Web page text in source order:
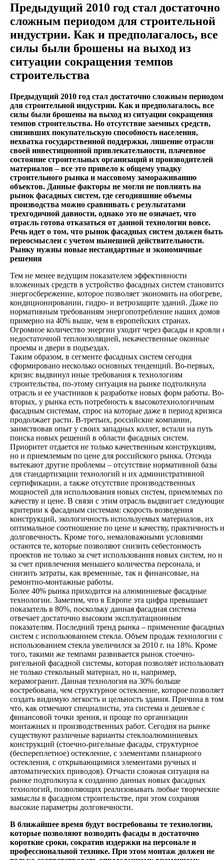
Предыдущий 2010 год стал достаточно
сложным периодом для строительной
индустрии. Как и предполагалось, все
силы были брошены на выход из
ситуации сокращения темпов
строительства
Предыдущий 2010 год стал достаточно сложным периодом
для строительной индустрии. Как и предполагалось, все
силы были брошены на выход из ситуации сокращения
темпов строительства. Но отсутствие заемных средств,
снизивших покупательскую способность населения,
нехватка государственной поддержки, лишение отрасли
своей инвестиционной привлекательности, плачевное
состояние строительных организаций и производителей
материалов – все это привело к общему упадку
строительного рынка и массовому замораживанию
объектов. Данные факторы не могли не повлиять на
рынок фасадных систем, где сегодняшние объемы
производства можно сравнивать с результатами
трехгодичной давности, однако это не означает, что
отрасль готова отказаться от данной технологии вовсе.
Речь идет о том, что рынок фасадных систем должен быть
переосмыслен с учетом нынешней действительности.
Рынку нужны новые нестандартные и экономичные
решения
Тем не менее ведущим показателем эффективности
вложенных средств в устройство фасадных систем
энергосбережение, которое позволяет экономить на обогреве,
кондиционировании, гидро- и ветрозащите зданий. Даже по
нормативным требованиям энергопотребление наших домов
примерно на 40% выше, чем в европейских странах.
Огромное количество энергии уходит через фасады и кровли
недостаточной теплоизоляцией, некачественные оконные
проемы и двери в подъездах.
Таким образом, в сегменте фасадных систем сегодня
сформировано несколько основных тенденций. Во-первых,
кризис выдвинул иные требования к технологиям
строительства, по-этому ситуация на рынке подтолкнула
отрасль и ее участников к разработке новых форм работы. Во-
вторых, у рынка есть потребность к высокотехнологичным
фасадным системам, спрос на которые даже в период кризиса
продолжает расти. В-третьих, российские компании,
заимствовав опыт у своих западных коллег, встали на путь
поиска новых решений в области фасадных систем.
Приоритет отдается не только качественным конструкциям,
но и приемлемым по цене для российского рынка. Отсюда
вытекают другие проблемы – отсутствие нормативной базы
для стандартизации технологий и их административной
сертификации, а также отсутствие производственных
мощностей для использования новых систем, приемлемых по
качеству и цене. В связи с этим отрасль выдвигает следующие
критерии к фасадным системам: скорость возведения
конструкций, экологичность используемых материалов, их
оптимальное соотношение по цене и качеству, практичность и
долговечность. Кроме того, немаловажными условиями
остаются те, которые позволяют снизить себестоимость
проектов не только за счет использования новых систем, но и
за счет привлечения меньшего количества персонала, и
снизить затраты, как временные, так и финансовые, на
ремонтно-монтажные работы.
Более 40% рынка приходится на алюминиевые фасадные
технологии. Заметим, что в Европе эта цифра превышает
показатель в 80%, поскольку данная фасадная система
отвечает достаточно высоким эксплуатационным
показателям. Последний тренд рынка – применение
систем с использованием стекла. Объем продаж технологии с
использованием стекла увеличился за 2010 г. на 18%. Кроме
того, такими же темпами развивается рынок стоечно-
ригельной фасадной системы, которая позволяет
не только стекольный материал, но и, например,
керамогранит. Данная технология на 30% больше
востребована, чем структурное остекление, которое позволяет
создать видимую легкость и цельность здания. Причина в
что, как отмечают специалисты, эта система и дешевле с
финансовой точки зрения, и проще по организации
монтажных и производственных работ. Сегодня на рынке
существуют различные варианты стеклоалюминиевых
конструкций (стоечно-ригельные фасады, структурное
(беспереплетное) остекление, с элементами планарного
остекления, с открывающимися элементами ручных и
автоматических приводов). Отчасти сложная ситуация на
рынке подтолкнула к созданию данных новых фасадных
технологий, позволяющих реализовывать любые творческие
замыслы в фасадном строительстве, при этом сохраняя
высокие параметры долговечности.
В ближайшее время будут востребованы те технологии,
которые позволяют возводить фасады в достаточно
короткие сроки, сократив издержки на персонале и
профессиональной технике. При этом монтаж должен не